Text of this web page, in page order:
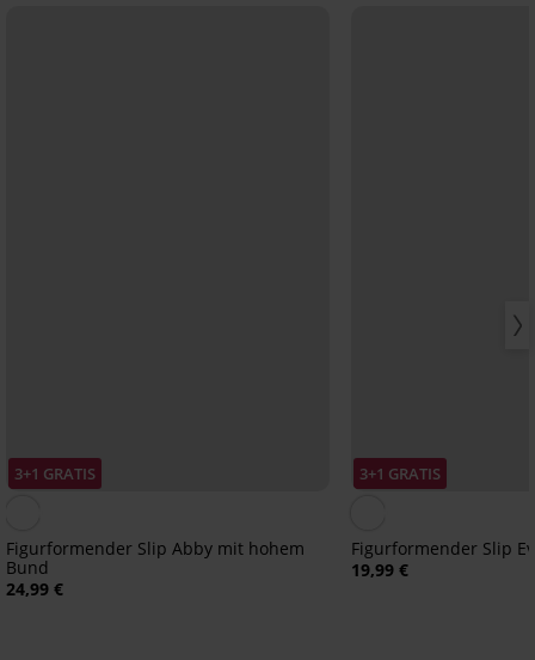
3+1 GRATIS
Figurformender Slip Abby mit hohem
Bund
24,99 €
3+1 GRATIS
Figurformender Slip
19,99 €